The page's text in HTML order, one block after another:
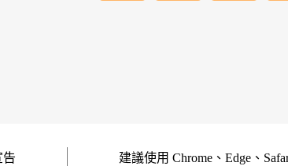
告 建議使用 Chrome、Edge、